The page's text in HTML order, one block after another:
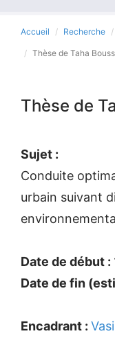
Accueil Recherche
Thèse de Taha
Thèse de
Sujet :
Conduite
urbain suivant
Date de début :
Date de fin
Encadrant :